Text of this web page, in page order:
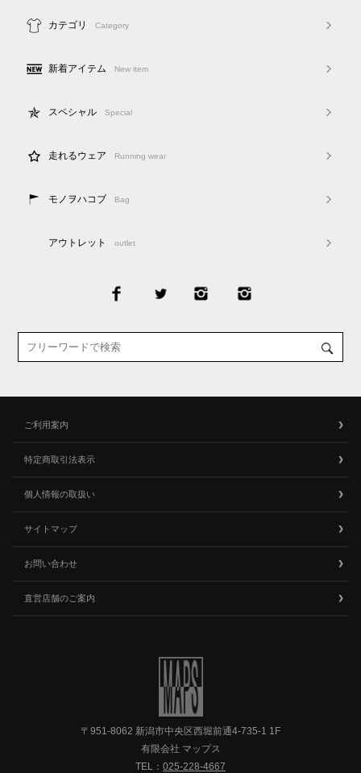
カテゴリ Category
新着アイテム New item
スペシャル Special
走れるウェア Running wear
モノヲハコブ Bag
アウトレット outlet
ご利用案内
特定商取引法表示
個人情報の取扱い
サイトマップ
お問い合わせ
直営店舗のご案内
〒951-8062 新潟市中央区西堀前通4-735-1 1F
有限会社 マップス
TEL： 025-228-4667